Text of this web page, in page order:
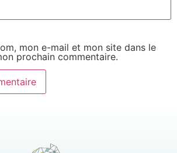
mon e-mail et mon site dans le
prochain commentaire.